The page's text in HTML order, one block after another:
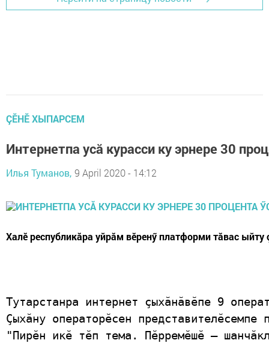
ÇӖНӖ ХЫПАРСЕМ
Интернетпа усă курасси ку эрнере 30
Илья Туманов, 9 April 2020 - 14:12
Халӗ республикӑра уйрӑм вӗренӳ платформи тӑвас
Тутарстанра интернет ҫыхӑнăвӗпе 9
Ҫыхӑну операторӗсен
"Пирӗн икӗ тӗп тема. Пӗрремӗшӗ –